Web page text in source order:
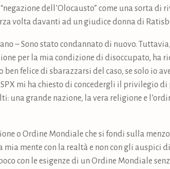
dell’Olocausto” come una sorta di
volta davanti ad un giudice donna di
– Sono stato condannato di nuovo.
per la mia condizione di disoccupato, ha
felice di sbarazzarsi del caso, se solo io
mi ha chiesto di concedergli il privilegio di
una grande nazione, la vera religione e
o Ordine Mondiale che si fondi sulla
mente con la realtà e non con gli auspici
con le esigenze di un Ordine Mondiale